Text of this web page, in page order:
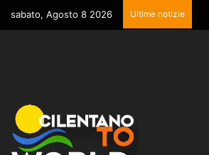
sabato, Agosto 8 2026 Ultime notizie